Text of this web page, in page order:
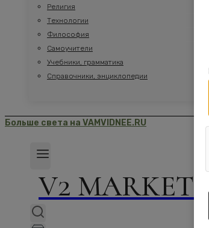
Религия
Технологии
Философия
Самоучители
Учебники, грамматика
Справочники, энциклопедии
Больше света на VAMVIDNEE.RU
V2 MARKET